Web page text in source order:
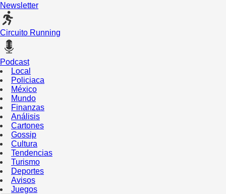
Newsletter
Circuito Running
Podcast
Local
Policiaca
México
Mundo
Finanzas
Análisis
Cartones
Gossip
Cultura
Tendencias
Turismo
Deportes
Avisos
Juegos